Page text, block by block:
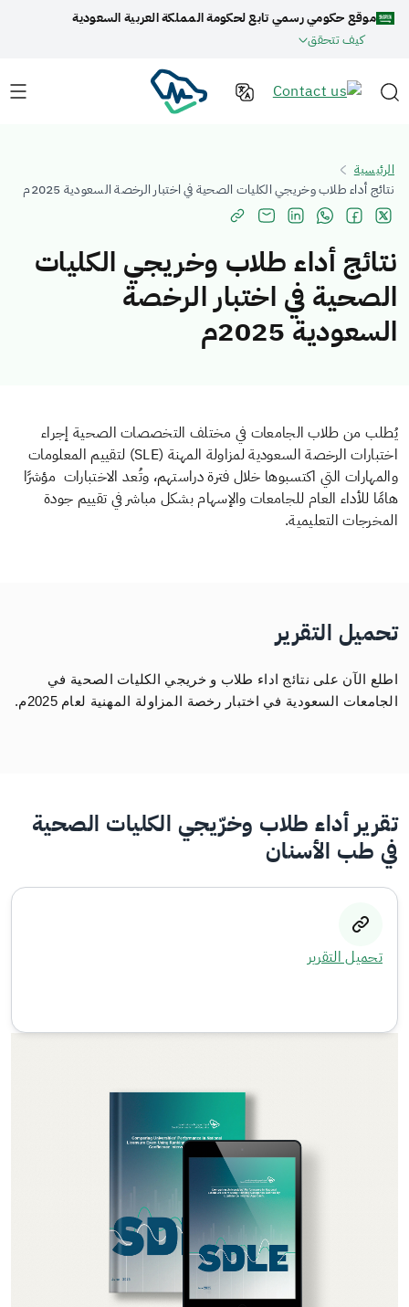
موقع حكومي رسمي تابع لحكومة المملكة العربية السعودية
كيف تتحقق
الرئيسية
نتائج أداء طلاب وخريجي الكليات الصحية في اختبار الرخصة السعودية 2025م
نتائج أداء طلاب وخريجي الكليات
الصحية في اختبار الرخصة
السعودية 2025م
يُطلب من طلاب الجامعات في مختلف التخصصات الصحية إجراء
اختبارات الرخصة السعودية لمزاولة المهنة (SLE) لتقييم المعلومات
والمهارات التي اكتسبوها خلال فترة دراستهم، وتُعد الاختبارات مؤشرًا
هامًا للأداء العام للجامعات والإسهام بشكل مباشر في تقييم جودة
المخرجات التعليمية.
تحميل التقرير
اطلع الآن على نتائج اداء طلاب و خريجي الكليات الصحية في
الجامعات السعودية في اختبار رخصة المزاولة المهنية لعام 2025م.
تقرير أداء طلاب وخرّيجي الكليات الصحية
في طب الأسنان
تحميل التقرير